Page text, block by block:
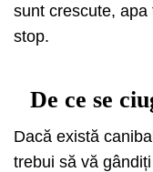
sunt crescute,
stop.
De ce se
Dacă există
trebui să vă